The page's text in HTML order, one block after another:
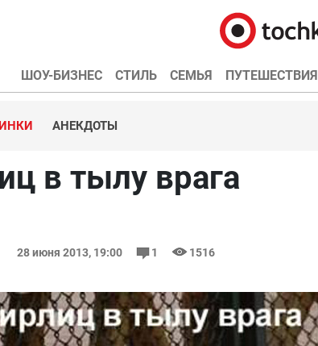
ШОУ-БИЗНЕС СТИЛЬ СЕМЬЯ ПУТЕШЕСТВИЯ
АНЕКДОТЫ
в тылу врага
28 июня 2013, 19:00 1 1516